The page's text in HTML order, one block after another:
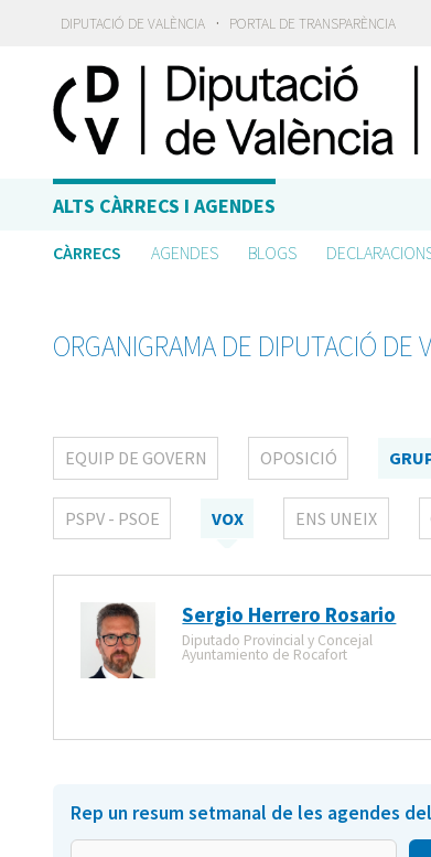
DIPUTACIÓ DE VALÈNCIA · PORTAL DE TRANSPARÈNCIA
ALTS CÀRRECS I AGENDES
CÀRRECS AGENDES BLOGS
ORGANIGRAMA DE DIPUTACIÓ DE
EQUIP DE GOVERN OPOSICIÓ
PSPV - PSOE VOX ENS UNEIX
Sergio Herrero Rosario
Diputado Provincial y Concejal
Ayuntamiento de Rocafort
Rep un resum setmanal de les agendes